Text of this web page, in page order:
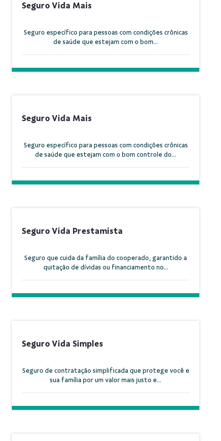
Seguro Vida Mais
Seguro específico para pessoas com condições crônicas
de saúde que estejam com o bom...
Seguro Vida Mais
Seguro específico para pessoas com condições crônicas
de saúde que estejam com o bom controle do...
Seguro Vida Prestamista
Seguro que cuida da família do cooperado, garantido a
quitação de dívidas ou financiamento no...
Seguro Vida Simples
Seguro de contratação simplificada que protege você e
sua família por um valor mais justo e...